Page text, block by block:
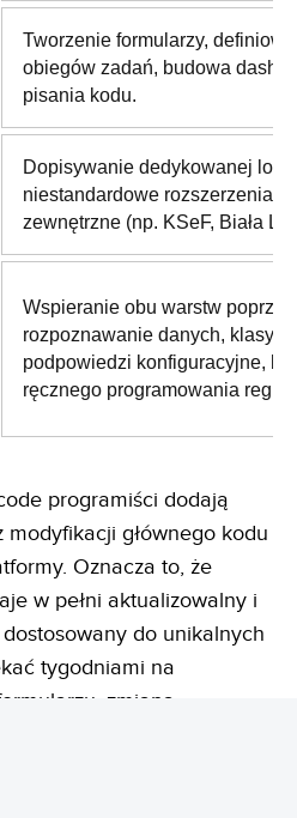
Tworzenie formularzy,
obiegów zadań, budowa
pisania kodu.
Dopisywanie dedykowanej
niestandardowe rozszerzenia i
zewnętrzne (np. KSeF, Biała
Wspieranie obu warstw
rozpoznawanie danych,
podpowiedzi konfiguracyjne,
ręcznego programowania reguł.
programiści dodają
głównego kodu
Oznacza to, że
w pełni aktualizowalny i
do unikalnych
tygodniami na
zmiana